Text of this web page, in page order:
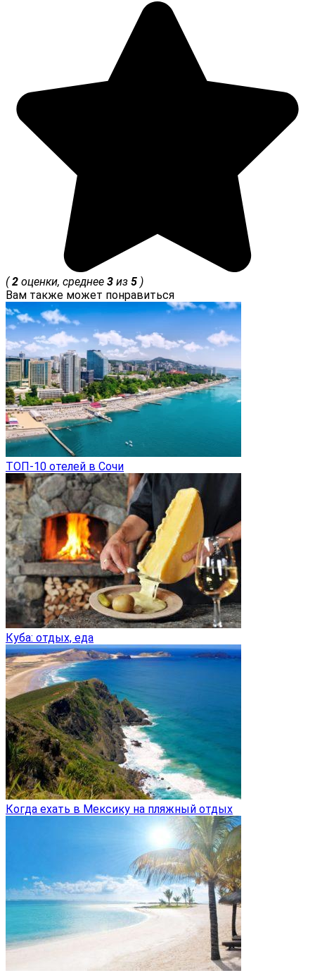
(2 оценки, среднее 3 из 5 )
Вам также может понравиться
ТОП-10 отелей в Сочи
Куба: отдых, еда
Когда ехать в Мексику на пляжный отдых